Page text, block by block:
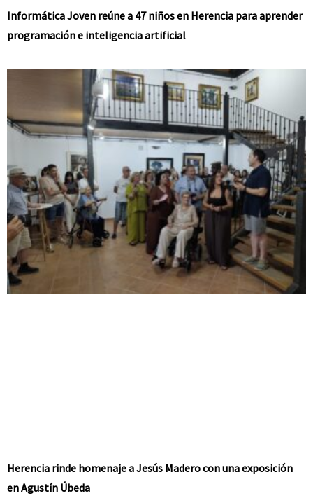
Informática Joven reúne a 47 niños en Herencia para aprender
programación e inteligencia artificial
Herencia rinde homenaje a Jesús Madero con una exposición
en Agustín Úbeda